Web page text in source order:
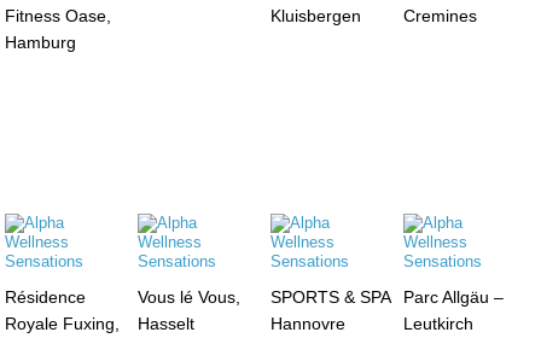
Fitness Oase,
Hamburg
Kluisbergen
Cremines
Résidence
Royale Fuxing,
Vous lé Vous,
Hasselt
SPORTS & SPA
Hannovre
Parc Allgäu –
Leutkirch